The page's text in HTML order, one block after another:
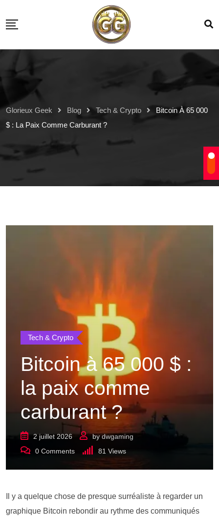
Glorieux Geek Blog Tech & Crypto
Bitcoin À 65 000
$ : La Paix Comme Carburant ?
Tech & Crypto
Bitcoin à 65 000 $ :
la paix comme
carburant ?
2 juillet 2026 bydwgaming
0 Comments 81 Views
Il y a quelque chose de presque surréaliste à regarder un
graphique Bitcoin rebondir au rythme des communiqués